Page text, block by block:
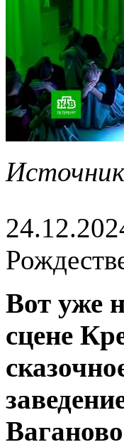
Вот уже
сцене